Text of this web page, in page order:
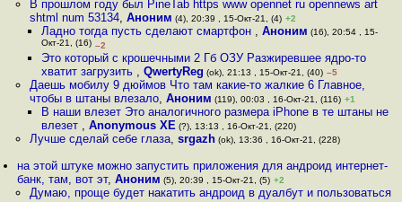
В прошлом году был PineTab https www opennet ru opennews art
shtml num 53134, Аноним (4), 20:39 , 15-Окт-21, (4) +2
Ладно тогда пусть сделают смартфон , Аноним (16), 20:54 , 15-
Окт-21, (16) –2
Это который с крошечными 2 Гб ОЗУ Разжиревшее ядро-то
хватит загрузить , QwertyReg (ok), 21:13 , 15-Окт-21, (40) –5
Даешь мобилу 9 дюймов Что там какие-то жалкие 6 Главное,
чтобы в штаны влезало, Аноним (119), 00:03 , 16-Окт-21, (116) +1
В наши влезет Это аналогичного размера iPhone в те штаны не
влезет , Anonymous XE (?), 13:13 , 16-Окт-21, (220)
Лучше сделай себе глаза, srgazh(ok), 13:36 , 16-Окт-21, (228)
на этой штуке можно запустить приложения для андроид интернет-
банк, там, вот эт,Аноним (5), 20:39 , 15-Окт-21, (5) +2
Думаю, проще будет накатить андроид в дуалбут и пользоваться